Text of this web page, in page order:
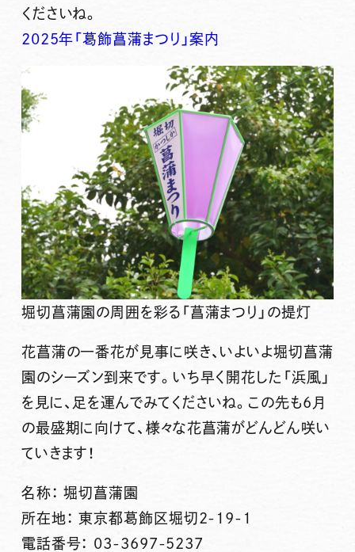
くださいね。
2025年「葛飾菖蒲まつり」案内
堀切菖蒲園の周囲を彩る「菖蒲まつり」の提灯
花菖蒲の一番花が見事に咲き、いよいよ堀切菖蒲
園のシーズン到来です。いち早く開花した「浜風」
を見に、足を運んでみてくださいね。この先も6月
の最盛期に向けて、様々な花菖蒲がどんどん咲い
ていきます！
名称： 堀切菖蒲園
所在地： 東京都葛飾区堀切2-19-1
電話番号： 03-3697-5237